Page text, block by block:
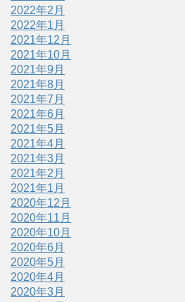
2022年2月
2022年1月
2021年12月
2021年10月
2021年9月
2021年8月
2021年7月
2021年6月
2021年5月
2021年4月
2021年3月
2021年2月
2021年1月
2020年12月
2020年11月
2020年10月
2020年6月
2020年5月
2020年4月
2020年3月